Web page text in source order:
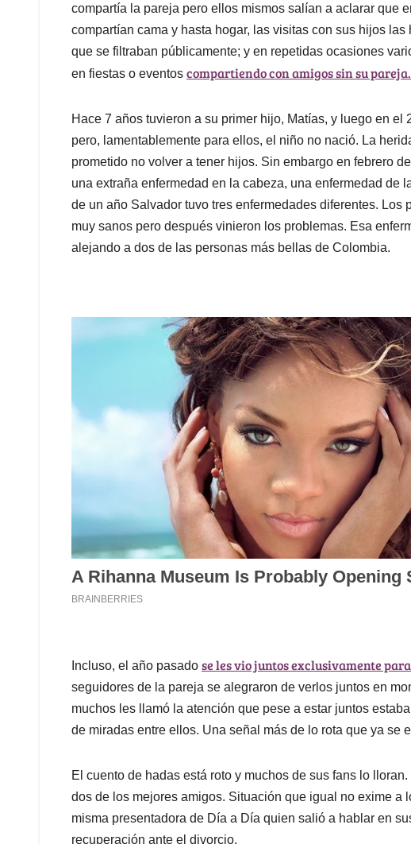
compartía la pareja pero ellos mismos salían a aclarar que
compartían cama y hasta hogar, las visitas con sus hijos
que se filtraban públicamente; y en repetidas ocasiones
en fiestas o eventos compartiendo con amigos sin su pareja.
Hace 7 años tuvieron a su primer hijo, Matías, y luego en
pero, lamentablemente para ellos, el niño no nació. La
prometido no volver a tener hijos. Sin embargo en febrero
una extraña enfermedad en la cabeza, una enfermedad de
de un año Salvador tuvo tres enfermedades diferentes. Los
muy sanos pero después vinieron los problemas. Esa
alejando a dos de las personas más bellas de Colombia.
Incluso, el año pasado se les vio juntos exclusivamente
seguidores de la pareja se alegraron de verlos juntos en
muchos les llamó la atención que pese a estar juntos
de miradas entre ellos. Una señal más de lo rota que ya se
El cuento de hadas está roto y muchos de sus fans lo
dos de los mejores amigos. Situación que igual no exime a
misma presentadora de Día a Día quien salió a hablar en
recuperación ante el divorcio.